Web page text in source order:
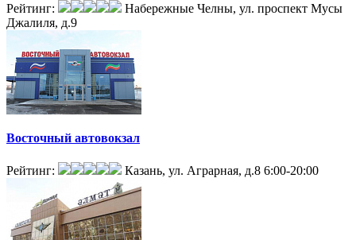
Рейтинг:
Набережные Челны, ул. проспект Мусы
Джалиля, д.9
Восточный автовокзал
Рейтинг: Казань, ул. Аграрная, д.8 6:00-20:00